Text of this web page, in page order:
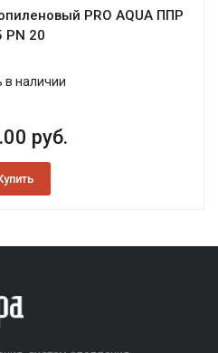
PRO AQUA ППР
PN 20
в наличии
руб.